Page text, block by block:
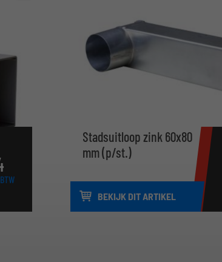
Stadsuitloop zink 60x80
mm (p/st.)
BEKIJK DIT ARTIKEL